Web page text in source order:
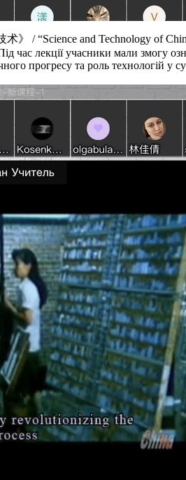
术》 / “Science and Technology of
час лекції учасники мали змогу
прогресу та роль технологій у